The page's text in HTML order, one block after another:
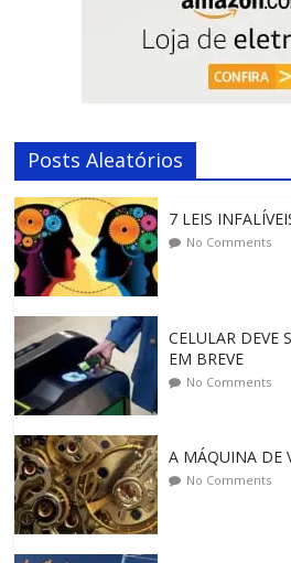
Posts Aleatórios
7 LEIS
No Comments
CELULAR DEVE
EM BREVE
No Comments
A MÁQUINA DE
No Comments